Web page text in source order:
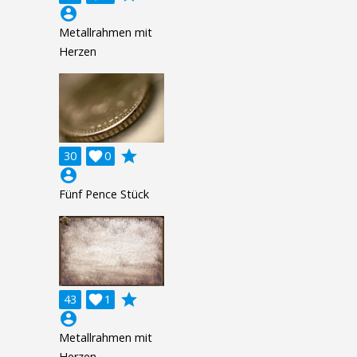
account_circle
Metallrahmen mit
Herzen
30 0

grade
account_circle
Fünf Pence Stück
43 1

grade
account_circle
Metallrahmen mit